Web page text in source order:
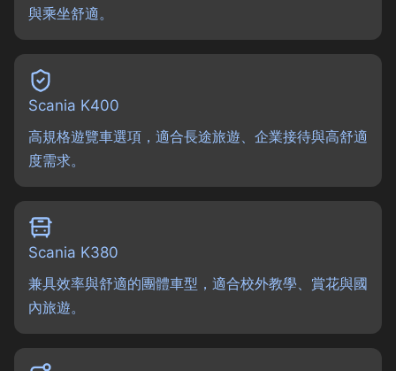
與乘坐舒適。
Scania K400
高規格遊覽車選項，適合長途旅遊、企業接待與高舒適
度需求。
Scania K380
兼具效率與舒適的團體車型，適合校外教學、賞花與國
內旅遊。